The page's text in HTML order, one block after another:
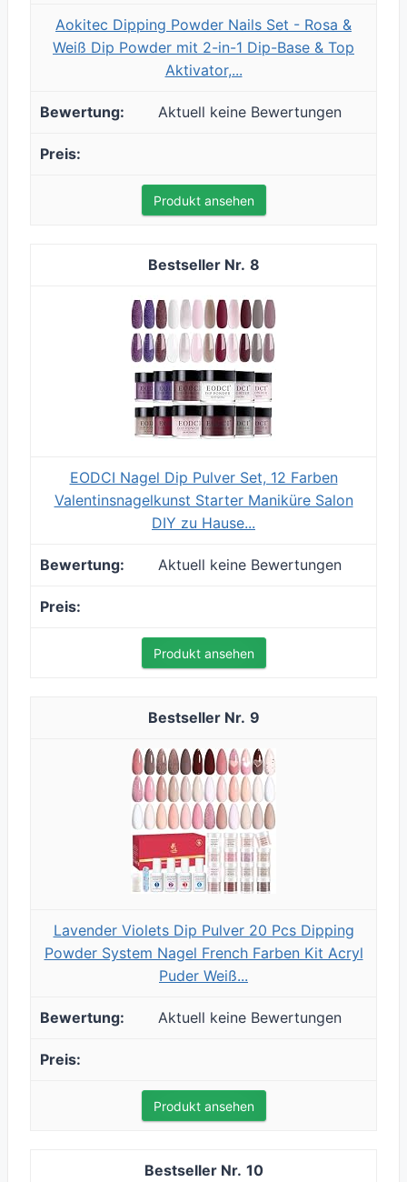
Aokitec Dipping Powder Nails Set - Rosa &
Weiß Dip Powder mit 2-in-1 Dip-Base & Top
Aktivator,...
Aktuell keine Bewertungen
Produkt ansehen
8
EODCI Nagel Dip Pulver Set, 12 Farben
Valentinsnagelkunst Starter Maniküre Salon
DIY zu Hause...
Aktuell keine Bewertungen
Produkt ansehen
9
Lavender Violets Dip Pulver 20 Pcs Dipping
Powder System Nagel French Farben Kit Acryl
Puder Weiß...
Aktuell keine Bewertungen
Produkt ansehen
10